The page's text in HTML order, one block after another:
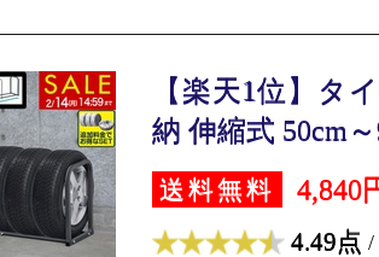
【楽天1位】タ
納 伸縮式 50cm
送料無料 4,840
4.49点 /